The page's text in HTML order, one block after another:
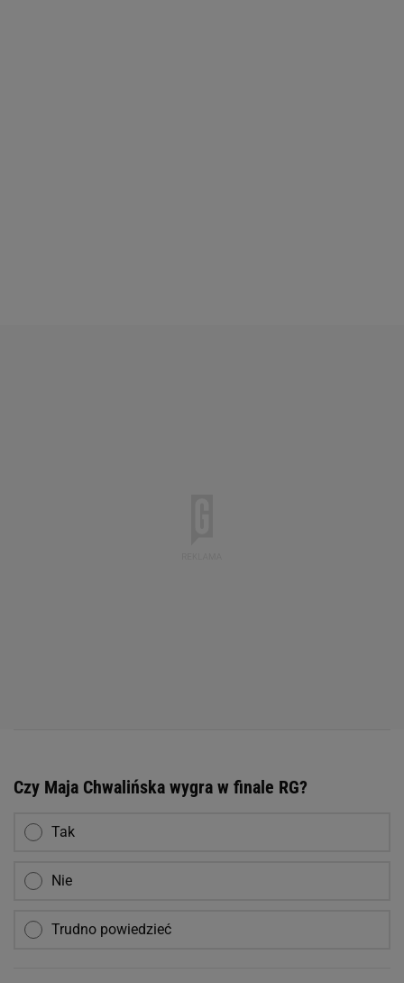
Czy Maja Chwalińska wygra w finale RG?
Tak
Nie
Trudno powiedzieć